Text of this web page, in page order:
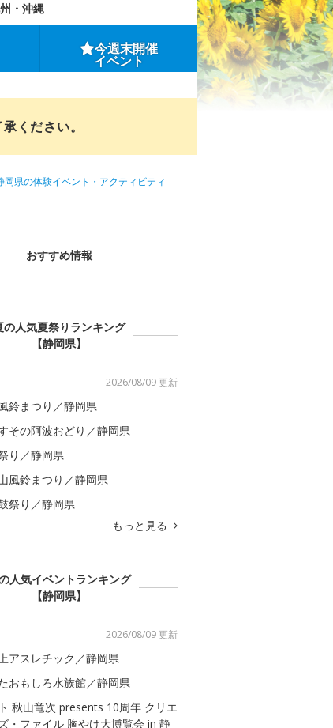
・沖縄
今週末開催
イベント
ください。
岡県の体験イベント・アクティビティ
おすすめ情報
の人気夏祭りランキング
【静岡県】
2026/08/09 更新
鈴まつり／静岡県
その阿波おどり／静岡県
り／静岡県
風鈴まつり／静岡県
祭り／静岡県
もっと見る
人気イベントランキング
【静岡県】
2026/08/09 更新
アスレチック／静岡県
おもしろ水族館／静岡県
秋山竜次 presents 10周年 クリエ
・ファイル 胸やけ大博覧会 in 静